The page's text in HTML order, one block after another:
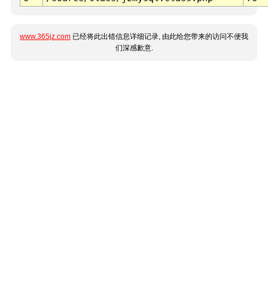
www.365jz.com 已经将此出错信息详细记录, 由此给您带来的访问不便我
们深感歉意.